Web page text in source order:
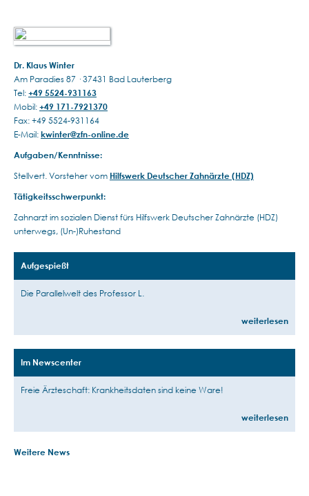
Dr. Klaus Winter
Am Paradies 87 · 37431 Bad Lauterberg
Tel: +49 5524-931163
Mobil: +49 171-7921370
Fax: +49 5524-931164
E-Mail: kwinter@zfn-online.de
Aufgaben/Kenntnisse:
Stellvert. Vorsteher vom Hilfswerk Deutscher Zahnärzte (HDZ)
Tätigkeitsschwerpunkt:
Zahnarzt im sozialen Dienst fürs Hilfswerk Deutscher Zahnärzte (HDZ)
unterwegs, (Un-)Ruhestand
Aufgespießt
Die Parallelwelt des Professor L.
weiterlesen
Im Newscenter
Freie Ärzteschaft: Krankheitsdaten sind keine Ware!
weiterlesen
Weitere News